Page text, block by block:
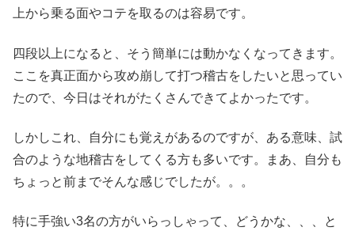
上から乗る面やコテを取るのは容易です。
四段以上になると、そう簡単には動かなくなってきます。
ここを真正面から攻め崩して打つ稽古をしたいと思ってい
たので、今日はそれがたくさんできてよかったです。
しかしこれ、自分にも覚えがあるのですが、ある意味、試
合のような地稽古をしてくる方も多いです。まあ、自分も
ちょっと前までそんな感じでしたが。。。
特に手強い3名の方がいらっしゃって、どうかな、、、と